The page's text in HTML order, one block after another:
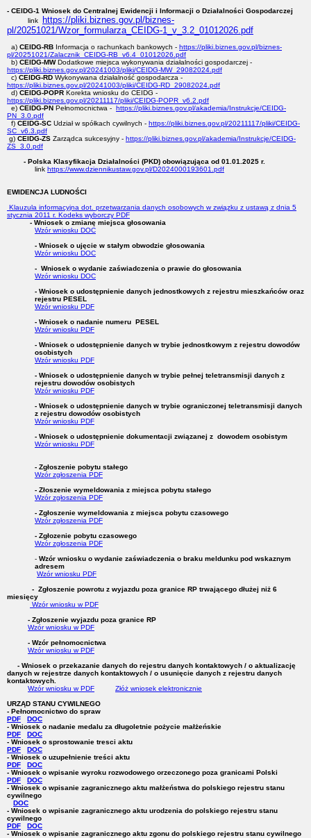
- CEIDG-1 Wniosek do Centralnej Ewidencji i Informacji o Działalności Gospodarczej
link
https://pliki.biznes.gov.pl/biznes-
pl/20251021/Wzor_formularza_CEIDG-1_v_3.2_01012026.pdf
a) CEIDG-RB Informacja o rachunkach bankowych - https://pliki.biznes.gov.pl/biznes-
pl/20251021/Zalacznik_CEIDG-RB_v6.4_01012026.pdf
b) CEIDG-MWDodatkowe miejsca wykonywania działalności gospodarczej -
https://pliki.biznes.gov.pl/20241003/pliki/CEIDG-MW_29082024.pdf
c) CEIDG-RD Wykonywana działalność gospodarcza -
https://pliki.biznes.gov.pl/20241003/pliki/CEIDG-RD_29082024.pdf
d) CEIDG-POPR Korekta wniosku do CEIDG -
https://pliki.biznes.gov.pl/20211117/pliki/CEIDG-POPR_v6.2.pdf
e) CEIDG-PN Pełnomocnictwa - https://pliki.biznes.gov.pl/akademia/Instrukcje/CEIDG-
PN_3.0.pdf
f) CEIDG-SC Udział w spółkach cywilnych - https://pliki.biznes.gov.pl/20211117/pliki/CEIDG-
SC_v6.3.pdf
g) CEIDG-ZS Zarządca sukcesyjny - https://pliki.biznes.gov.pl/akademia/Instrukcje/CEIDG-
ZS_3.0.pdf
- Polska Klasyfikacja Działalności (PKD) obowiązująca od 01.01.2025 r.
link https://www.dziennikustaw.gov.pl/D2024000193601.pdf
EWIDENCJA LUDNOŚCI
Klauzula informacyjna dot. przetwarzania danych osobowych w związku z ustawą z dnia 5
stycznia 2011 r. Kodeks wyborczy PDF
- Wniosek o zmianę miejsca głosowania
Wzór wniosku DOC
- Wniosek o ujęcie w stałym obwodzie głosowania
Wzór wniosku DOC
- Wniosek o wydanie zaświadczenia o prawie do głosowania
Wzór wniosku DOC
- Wniosek o udostępnienie danych jednostkowych z rejestru mieszkańców oraz
rejestru PESEL
Wzór wniosku PDF
- Wniosek o nadanie numeru PESEL
Wzór wniosku PDF
- Wniosek o udostępnienie danych w trybie jednostkowym z rejestru dowodów
osobistych
Wzór wniosku PDF
- Wniosek o udostępnienie danych w trybie pełnej teletransmisji danych z
rejestru dowodów osobistych
Wzór wniosku PDF
- Wniosek o udostępnienie danych w trybie ograniczonej teletransmisji danych
z rejestru dowodów osobistych
Wzór wniosku PDF
- Wniosek o udostępnienie dokumentacji związanej z dowodem osobistym
Wzór wniosku PDF
- Zgłoszenie pobytu stałego
Wzór zgłoszenia PDF
- Złoszenie wymeldowania z miejsca pobytu stałego
Wzór zgłoszenia PDF
- Zgłoszenie wymeldowania z miejsca pobytu czasowego
Wzór zgłoszenia PDF
- Zgłozenie pobytu czasowego
Wzór zgłoszenia PDF
- Wzór wniosku o wydanie zaświadczenia o braku meldunku pod wskaznym
adresem
Wzór wniosku PDF
- Zgłoszenie powrotu z wyjazdu poza granice RP trwającego dłużej niż 6
miesięcy
Wzór wniosku w PDF
- Zgłoszenie wyjazdu poza granice RP
Wzór wniosku w PDF
- Wzór pełnomocnictwa
Wzór wniosku w PDF
- Wniosek o przekazanie danych do rejestru danych kontaktowych / o aktualizację
danych w rejestrze danych kontaktowych / o usunięcie danych z rejestru danych
kontaktowych.
Wzór wniosku w PDF
Złóż wniosek elektronicznie
URZĄD STANU CYWILNEGO
- Pełnomocnictwo do spraw
PDF
DOC
- Wniosek o nadanie medalu za długoletnie pożycie małżeńskie
PDF
DOC
- Wniosek o sprostowanie tresci aktu
PDF
DOC
- Wniosek o uzupełnienie treści aktu
PDF
DOC
- Wniosek o wpisanie wyroku rozwodowego orzeczonego poza granicami Polski
PDF
DOC
- Wniosek o wpisanie zagranicznego aktu małżeństwa do polskiego rejestru stanu
cywilnego
DOC
- Wniosek o wpisanie zagranicznego aktu urodzenia do polskiego rejestru stanu
cywilnego
PDF
DOC
- Wniosek o wpisanie zagranicznego aktu zgonu do polskiego rejestru stanu cywilnego